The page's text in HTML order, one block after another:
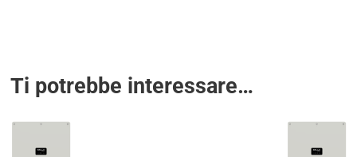
Ti potrebbe interessare…